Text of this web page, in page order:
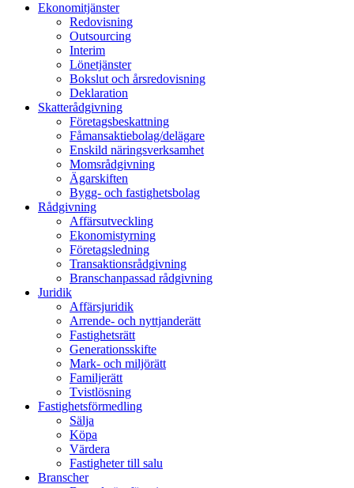
Ekonomitjänster
Redovisning
Outsourcing
Interim
Lönetjänster
Bokslut och årsredovisning
Deklaration
Skatterådgivning
Företagsbeskattning
Fåmansaktiebolag/delägare
Enskild näringsverksamhet
Momsrådgivning
Ägarskiften
Bygg- och fastighetsbolag
Rådgivning
Affärsutveckling
Ekonomistyrning
Företagsledning
Transaktionsrådgivning
Branschanpassad rådgivning
Juridik
Affärsjuridik
Arrende- och nyttjanderätt
Fastighetsrätt
Generationsskifte
Mark- och miljörätt
Familjerätt
Tvistlösning
Fastighetsförmedling
Sälja
Köpa
Värdera
Fastigheter till salu
Branscher